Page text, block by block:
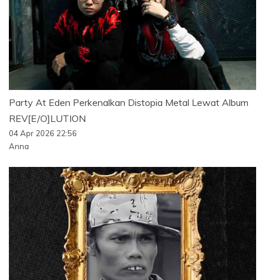
Party At Eden Perkenalkan Distopia Metal Lewat Album
REV[E/O]LUTION
04 Apr 2026 22:56
Anna